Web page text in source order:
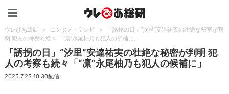
ウレぴあ総研 > エンタメ・テレビ >
「誘拐の日」“汐里”安達祐実の壮絶な秘密が判
明 犯人の考察も続々「“凛”永尾柚乃も犯人の候補に」
「誘拐の日」“汐里”安達祐実の壮絶な秘密が判明 犯
人の考察も続々「“凛”永尾柚乃も犯人の候補に」
2025.7.23 10:30配信